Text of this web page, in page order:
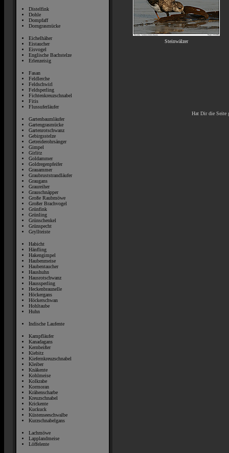
Distelfink
Dohle
Dompfaff
Dorngrasmücke
Eichelhäher
Eistaucher
Eisvogel
Englische Bachstelze
Erlenzeisig
Fasan
Feldlerche
Feldschwirl
Feldsperling
Fichtenkreuzschnabel
Fitis
Flussuferläufer
Gartenbaumläufer
Gartengrasmücke
Gartenrotschwanz
Gebirgsstelze
Getreiderohrsänger
Gimpel
Girlitz
Goldammer
Goldregenpfeifer
Grauammer
Graubruststrandläufer
Graugans
Graureiher
Grauschnäpper
Große Raubmöwe
Großer Brachvogel
Grünfink
Grünling
Grünschenkel
Grünspecht
Gryllteiste
Habicht
Hänfling
Hakengimpel
Haubenmeise
Haubentaucher
Haushuhn
Hausrotschwanz
Haussperling
Heckenbraunelle
Höckergans
Höckerschwan
Hohltaube
Huhn
Indische Laufente
Kampfläufer
Kanadagans
Kernbeißer
Kiebitz
Kiefernkreuzschnabel
Kleiber
Knäkente
Kohlmeise
Kolkrabe
Kormoran
Krähenscharbe
Kreuzschnabel
Krickente
Kuckuck
Küstenseeschwalbe
Kurzschnabelgans
Lachmöwe
Lapplandmeise
Löffelente
Steinwälzer
Hat Dir die Seite